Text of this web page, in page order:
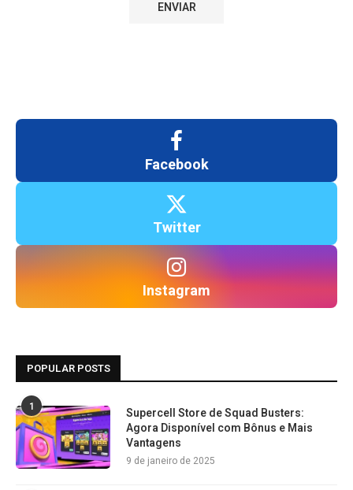
Facebook
Twitter
Instagram
POPULAR POSTS
1
Supercell Store de Squad Busters:
Agora Disponível com Bônus e Mais
Vantagens
9 de janeiro de 2025